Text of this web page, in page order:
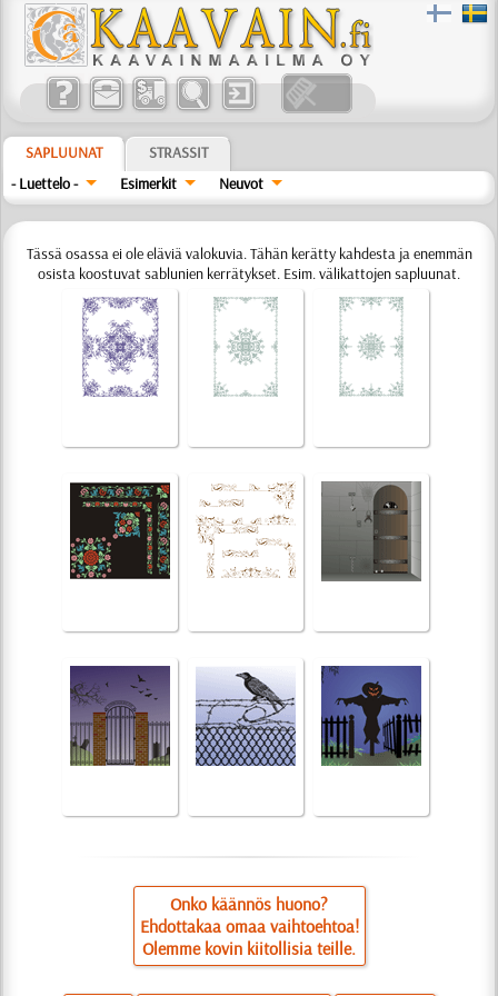
SAPLUUNAT
STRASSIT
- Luettelo -
Esimerkit Neuvot
Tässä osassa ei ole eläviä valokuvia. Tähän kerätty kahdesta ja enemmän
osista koostuvat sablunien kerrätykset. Esim. välikattojen sapluunat.
Onko käännös huono?
Ehdottakaa omaa vaihtoehtoa!
Olemme kovin kiitollisia teille.